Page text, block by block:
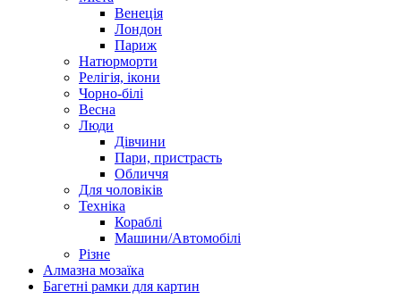
Венеція
Лондон
Париж
Натюрморти
Релігія, ікони
Чорно-білі
Весна
Люди
Дівчини
Пари, пристрасть
Обличчя
Для чоловіків
Техніка
Кораблі
Машини/Автомобілі
Різне
Алмазна мозаїка
Багетні рамки для картин